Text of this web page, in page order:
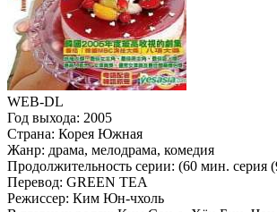
WEB-DL
Год выхода: 2005
Страна: Корея Южная
Жанр: драма, мелодрама, комедия
Продолжительность серии: (60 мин. серия
Перевод: GREEN TEA
Режиссер: Ким Юн-чхоль